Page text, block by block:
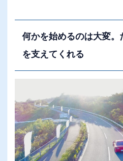
何かを始めるのは大変。
を支えてくれる